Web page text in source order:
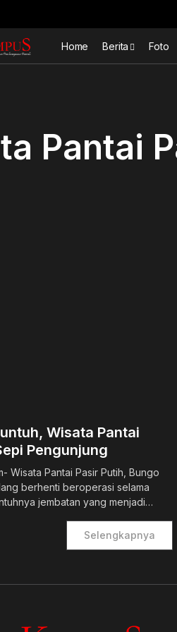
Home Berita Foto
Pantai
Wisata Pantai
Pengunjung
Wisata Pantai Pasir Putih, Bungo
berhenti beroperasi selama
jembatan yang menjadi…
Selengkapnya